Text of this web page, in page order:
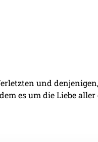
und
es um die Liebe